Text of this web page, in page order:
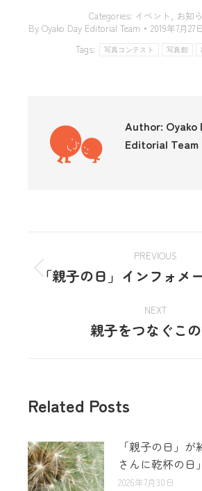
Categories: イベント , お知
By Oyako Day Editorial Team 2019年7月27日
Tags:
写真コンテスト 写真館
Author: Oyako
Editorial Team
PREVIOUS
「親子の日」インフォメ
NEXT
親子をつなぐこ
Related Posts
「親子の日」
さんに乾杯の日」
2026年7月30日